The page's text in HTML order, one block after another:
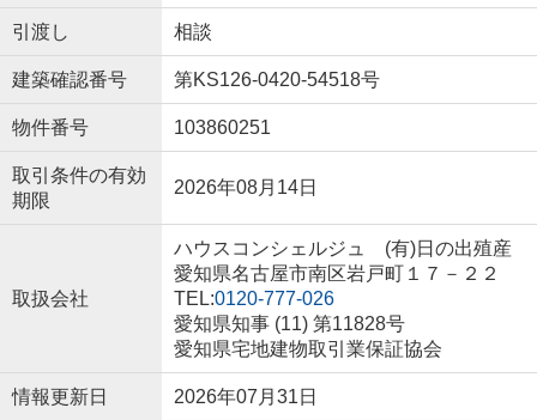
引渡し 相談
建築確認番号 第KS126-0420-54518号
物件番号 103860251
取引条件の有効
期限
2026年08月14日
取扱会社
ハウスコンシェルジュ (有)日の出殖産
愛知県名古屋市南区岩戸町１７－２２
TEL:0120-777-026
愛知県知事 (11) 第11828号
愛知県宅地建物取引業保証協会
情報更新日 2026年07月31日